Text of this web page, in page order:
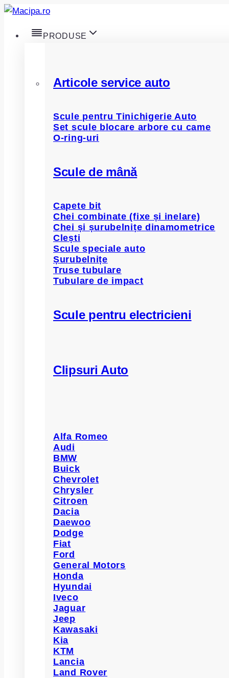
Skip
content
PRODUSE
Articole service auto
Scule pentru Tinichigerie Auto
Set scule blocare arbore cu came
O-ring-uri
Scule de mână
Capete bit
Chei combinate (fixe și inelare)
Chei și șurubelnițe dinamometrice
Clești
Scule speciale auto
Șurubelnițe
Truse tubulare
Tubulare de impact
Scule pentru electricieni
Clipsuri Auto
Alfa Romeo
Audi
BMW
Buick
Chevrolet
Chrysler
Citroen
Dacia
Daewoo
Dodge
Fiat
Ford
General Motors
Honda
Hyundai
Iveco
Jaguar
Jeep
Kawasaki
Kia
KTM
Lancia
Land Rover